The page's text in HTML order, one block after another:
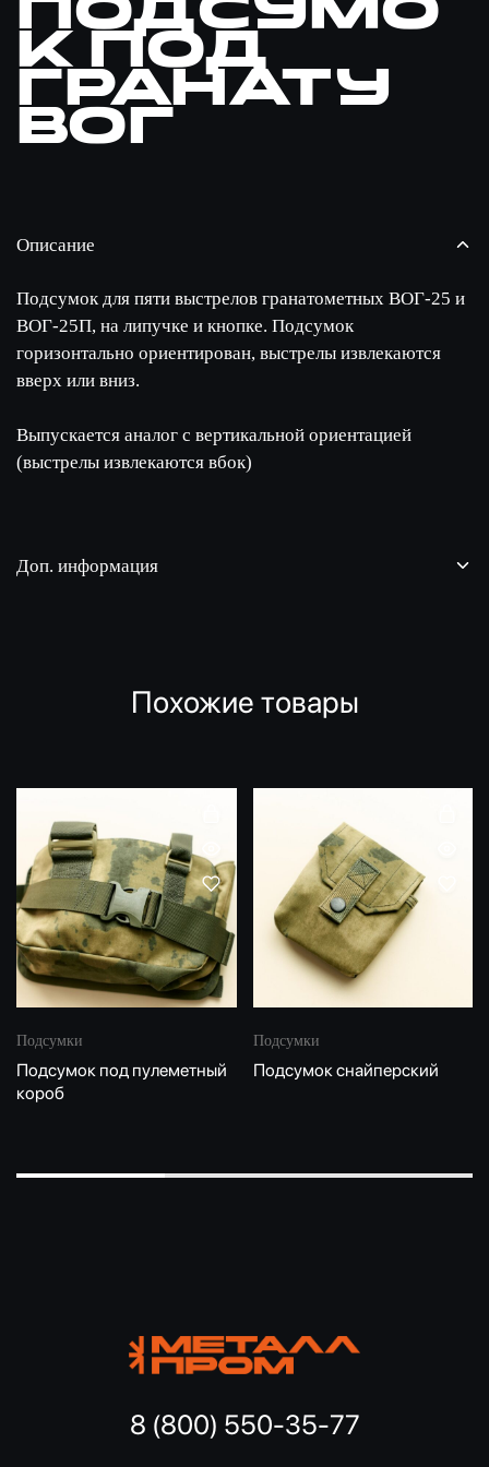
Подсумо
к под
гранату
ВОГ
Описание
Подсумок для пяти выстрелов гранатометных ВОГ-25 и
ВОГ-25П, на липучке и кнопке. Подсумок
горизонтально ориентирован, выстрелы извлекаются
вверх или вниз.
Выпускается аналог с вертикальной ориентацией
(выстрелы извлекаются вбок)
Доп. информация
Похожие товары
Подсумки
Подсумок под пулеметный
короб
Подсумки
Подсумок снайперский
8 (800) 550-35-77